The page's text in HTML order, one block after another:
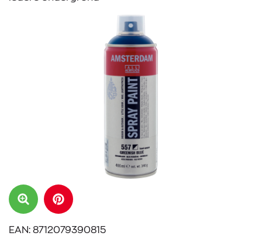
EAN: 8712079390815